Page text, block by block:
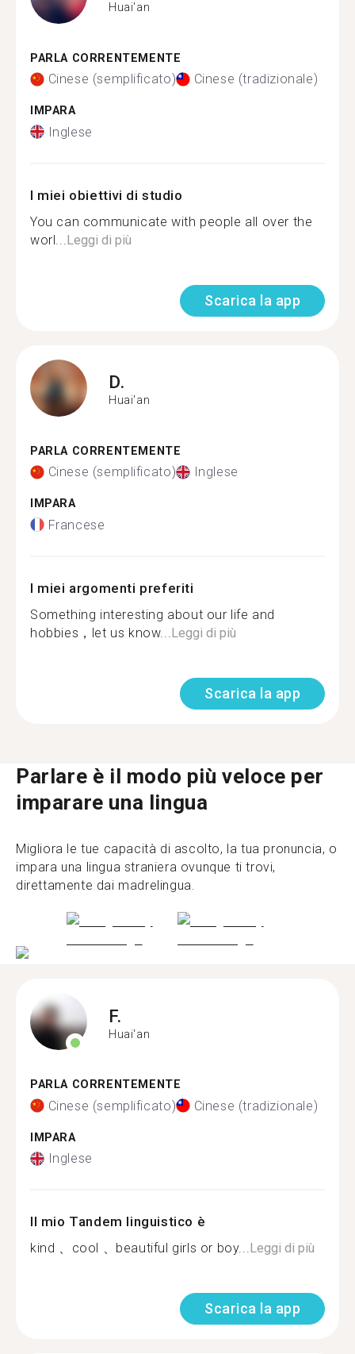
Huai'an
PARLA CORRENTEMENTE
Cinese (semplificato) Cinese (tradizionale)
IMPARA
Inglese
I miei obiettivi di studio
You can communicate with people all over the
worl... Leggi di più
Scarica la app
D.
Huai'an
PARLA CORRENTEMENTE
Cinese (semplificato) Inglese
IMPARA
Francese
I miei argomenti preferiti
Something interesting about our life and
hobbies，let us know... Leggi di più
Scarica la app
Parlare è il modo più veloce per
imparare una lingua
Migliora le tue capacità di ascolto, la tua pronuncia, o
impara una lingua straniera ovunque ti trovi,
direttamente dai madrelingua.
F.
Huai'an
PARLA CORRENTEMENTE
Cinese (semplificato) Cinese (tradizionale)
IMPARA
Inglese
Il mio Tandem linguistico è
kind 、cool 、beautiful girls or boy...Leggi di più
Scarica la app